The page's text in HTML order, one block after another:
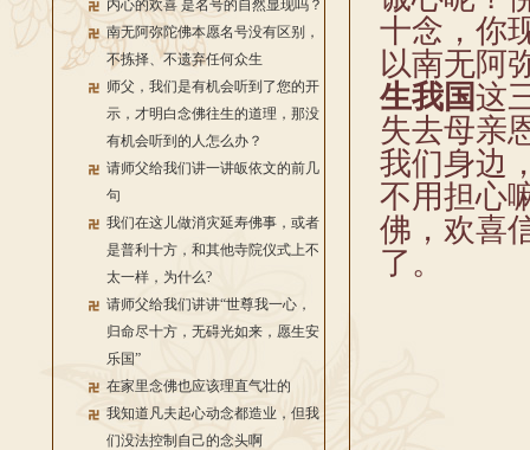
内心的欢喜 是名号的自然显现吗？
南无阿弥陀佛本愿名号没有区别，
不拣择、不遗弃任何众生
师父，我们是有机会听到了您的开
示，才明白念佛往生的道理，那没
有机会听到的人怎么办？
请师父给我们讲一讲皈依文的前几
句
我们在这儿做消灾延寿佛事，或者
是普利十方，和其他寺院仪式上不
太一样，为什么?
请师父给我们讲讲“世尊我一心，
归命尽十方，无碍光如来，愿生安
乐国”
在家里念佛也应该理直气壮的
我知道凡夫起心动念都造业，但我
们没法控制自己的念头啊
十念，你
以南无阿
生我国这
失去母亲
我们身边
不用担心
佛，欢喜
了。